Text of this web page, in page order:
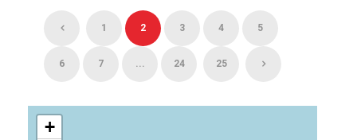
1 2 3 4 5
6 7 ... 24 25
+